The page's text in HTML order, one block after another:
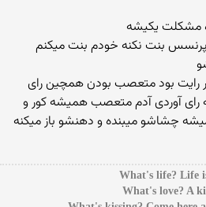
مشکلت یکیشه
پرنسس بنت نکنه خودم بنت میکنم
رایت بود متعصب بودن همچین رای
آوردی آدم متعصب همیشه کور و
چشاشو میبنده و دهنشو باز میکنه